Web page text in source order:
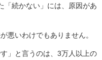
続かない」には、原因があ
悪いわけでもありません。
」と言うのは、3万人以上の